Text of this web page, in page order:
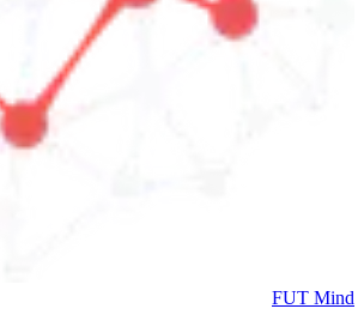
FUT Mind